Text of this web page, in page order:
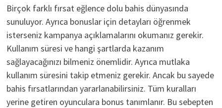
Birçok farklı fırsat eğlence dolu bahis dünyasında
sunuluyor. Ayrıca bonuslar için detayları öğrenmek
isterseniz kampanya açıklamalarını okumanız gerekir.
Kullanım süresi ve hangi şartlarda kazanım
sağlayacağınızı bilmeniz önemlidir. Ayrıca mutlaka
kullanım süresini takip etmeniz gerekir. Ancak bu sayede
bahis fırsatlarından yararlanabilirsiniz. Tüm kuralları
yerine getiren oyunculara bonus tanımlanır. Bu sebepten